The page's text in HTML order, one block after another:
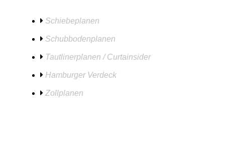
Schiebeplanen
Schubbodenplanen
Tautlinerplanen / Curtainsider
Hamburger Verdeck
Zollplanen